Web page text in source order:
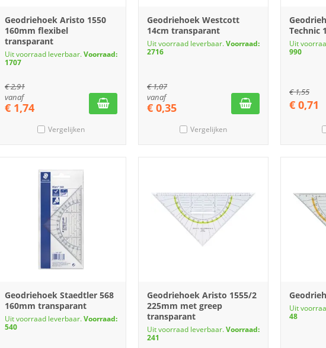
Geodriehoek Aristo 1550
160mm flexibel
transparant
Uit voorraad leverbaar.Voorraad:
1707
€2,91
vanaf
€ 1,74
Vergelijken
Geodriehoek Westcott
14cm transparant
Uit voorraad leverbaar.Voorraad:
2716
€1,07
vanaf
€ 0,35
Vergelijken
Technic
Uit
990
€1,55
€ 0,71
Geodriehoek Staedtler 568
160mm transparant
Uit voorraad leverbaar.Voorraad:
540
Geodriehoek Aristo 1555/2
225mm met greep
transparant
Uit voorraad leverbaar.Voorraad:
241
Uit
48